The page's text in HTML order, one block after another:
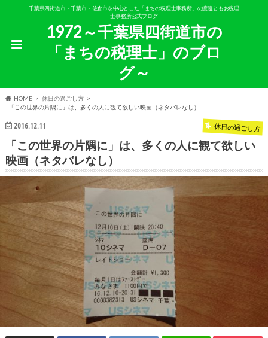
千葉県四街道市・千葉市・佐倉市を中心とした「まちの税理士事務所」の渡邉ともお税理
士事務所公式ブログ
1972～千葉県四街道市の
「まちの税理士」のブロ
グ～
HOME
休日の過ごし方
「この世界の片隅に」は、多くの人に観て欲しい映画（ネタバレなし）
2016.12.11 休日の過ごし方
「この世界の片隅に」は、多くの人に観て欲しい
映画（ネタバレなし）